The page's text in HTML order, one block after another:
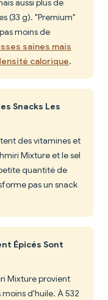
aussi plus de
(33 g). "Premium"
moins de
saines mais
calorique.
Snacks Les
des vitamines et
Mixture et le sel
quantité de
pas un snack
Épicés Sont
Mixture provient
d'huile. À 532